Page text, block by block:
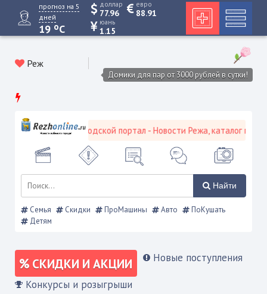
прогноз на 5
дней
19 oC
доллар
77.96
евро
88.91
юань
1.15
Реж
Домики для пар от 3000 рублей в сутки!
Режевской городской портал - Новости Режа, каталог
Найти
Семья Скидки ПроМашины Авто
ПоКушать
Детям
СКИДКИ И АКЦИИ Новые поступления
Конкурсы и розыгрыши